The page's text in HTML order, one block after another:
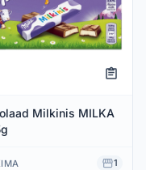
Milkinis MILKA
1